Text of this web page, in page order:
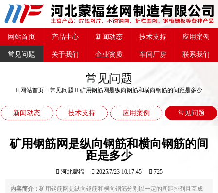
网站首页 产品中心 新闻动态 技术支持 应用案例
常见问题 关于我们 企业资质 车间厂房 联系我们
常见问题
网站首页 常见问题 矿用钢筋网是纵向钢筋和横向钢筋的间距是多少
新闻动态 技术支持 应用案例 常见问题
矿用钢筋网是纵向钢筋和横向钢筋的间
距是多少
河北蒙福 2025/7/23 10:17:45 725
内容简介：矿用钢筋网是纵向钢筋和横向钢筋分别以一定的间距排列且互成